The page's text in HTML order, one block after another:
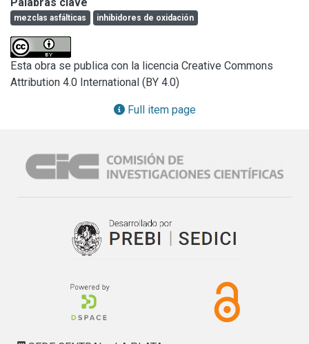
poner de manifiesto su eficacia y forma de actuar.
The alteration was studied measuring the viscosity with the
sliding plate microviscometer and by infrarred spectra.
Furthermore a study of the action of inhibitors of oxidation
was made. This test was conducted to determine the
effectiveness and the mechanism by which the
antioxidants perform.
mezclas asfálticas inhibidores de oxidación
Esta obra se publica con la licencia Creative Commons
Attribution 4.0 International (BY 4.0)
Full item page